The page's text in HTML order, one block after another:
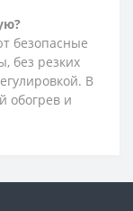
безопасные
без резких
В
обогрев и